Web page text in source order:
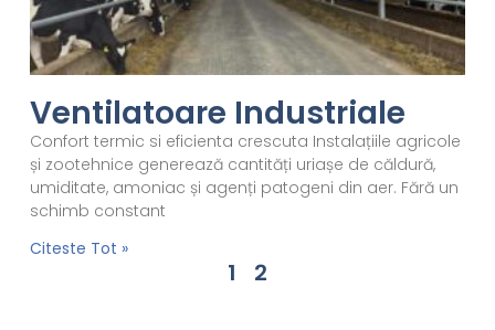
Ventilatoare Industriale
Confort termic si eficienta crescuta Instalațiile agricole
și zootehnice generează cantități uriașe de căldură,
umiditate, amoniac și agenți patogeni din aer. Fără un
schimb constant
Citeste Tot »
1 2